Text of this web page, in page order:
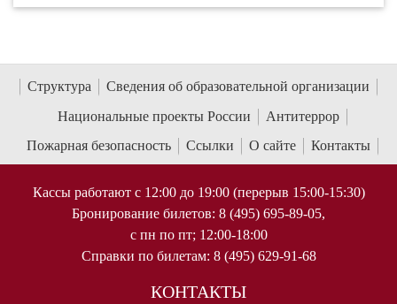
Структура
Сведения об образовательной организации
Национальные проекты России
Антитеррор
Пожарная безопасность
Ссылки О сайте Контакты
Кассы работают с 12:00 до 19:00 (перерыв 15:00-15:30)
Бронирование билетов: 8 (495) 695-89-05,
с пн по пт; 12:00-18:00
Справки по билетам: 8 (495) 629-91-68
КОНТАКТЫ